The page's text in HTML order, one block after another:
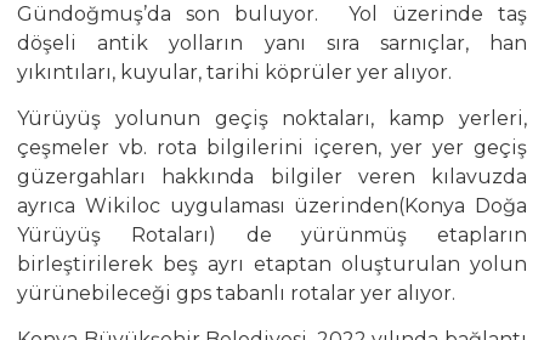
Gündoğmuş’da son buluyor. Yol üzerinde taş
döşeli antik yolların yanı sıra sarnıçlar, han
yıkıntıları, kuyular, tarihi köprüler yer alıyor.
Yürüyüş yolunun geçiş noktaları, kamp yerleri,
çeşmeler vb. rota bilgilerini içeren, yer yer geçiş
güzergahları hakkında bilgiler veren kılavuzda
ayrıca Wikiloc uygulaması üzerinden(Konya Doğa
Yürüyüş Rotaları) de yürünmüş etapların
birleştirilerek beş ayrı etaptan oluşturulan yolun
yürünebileceği gps tabanlı rotalar yer alıyor.